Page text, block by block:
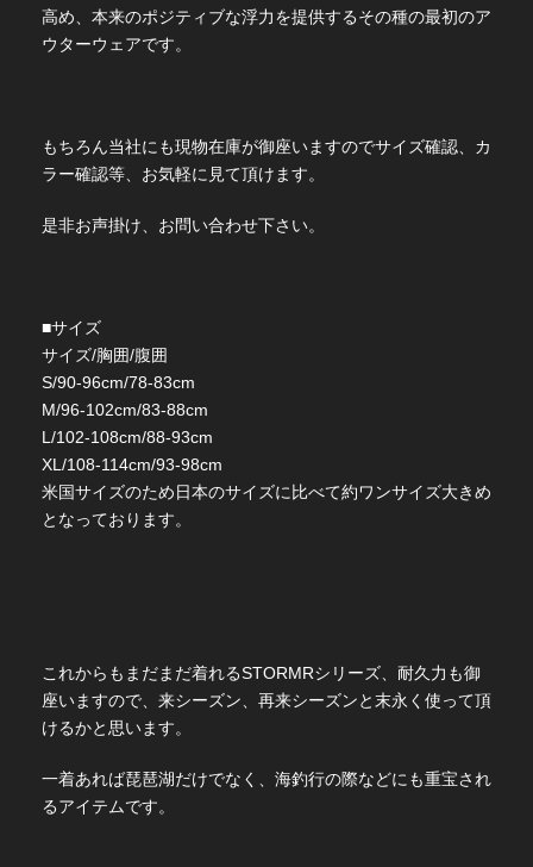
高め、本来のポジティブな浮力を提供するその種の最初のア
ウターウェアです。
もちろん当社にも現物在庫が御座いますのでサイズ確認、カ
ラー確認等、お気軽に見て頂けます。
是非お声掛け、お問い合わせ下さい。
■サイズ
サイズ/胸囲/腹囲
S/90-96cm/78-83cm
M/96-102cm/83-88cm
L/102-108cm/88-93cm
XL/108-114cm/93-98cm
米国サイズのため日本のサイズに比べて約ワンサイズ大きめ
となっております。
これからもまだまだ着れるSTORMRシリーズ、耐久力も御
座いますので、来シーズン、再来シーズンと末永く使って頂
けるかと思います。
一着あれば琵琶湖だけでなく、海釣行の際などにも重宝され
るアイテムです。